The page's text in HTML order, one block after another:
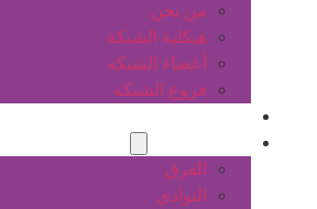
من نحن
هيكلية الشبكة
أعضاء الشبكة
فروع الشبكة
الفرق
النوادي